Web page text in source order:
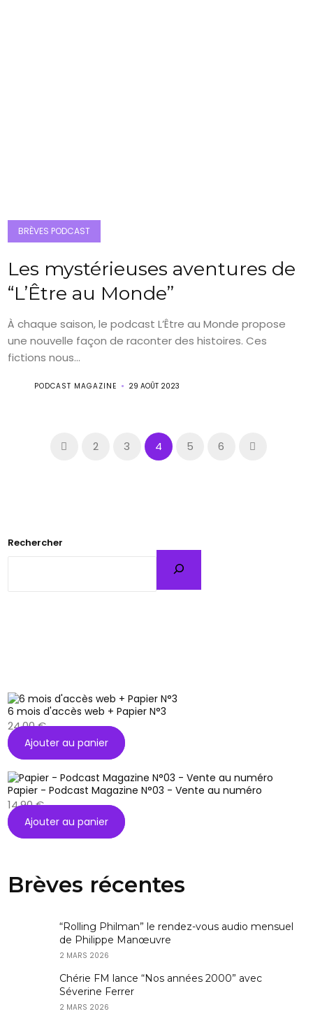
BRÈVES PODCAST
Les mystérieuses aventures de
“L’Être au Monde”
À chaque saison, le podcast L’Être au Monde propose
une nouvelle façon de raconter des histoires. Ces
fictions nous...
PODCAST MAGAZINE 29 AOÛT 2023
2 3 4 5 6
Rechercher
6 mois d'accès web + Papier N°3
24,00€
Ajouter au panier
Papier - Podcast Magazine N°03 - Vente au numéro
14,90€
Ajouter au panier
Brèves récentes
“Rolling Philman” le rendez-vous audio mensuel
de Philippe Manœuvre
2 MARS 2026
Chérie FM lance “Nos années 2000” avec
Séverine Ferrer
2 MARS 2026